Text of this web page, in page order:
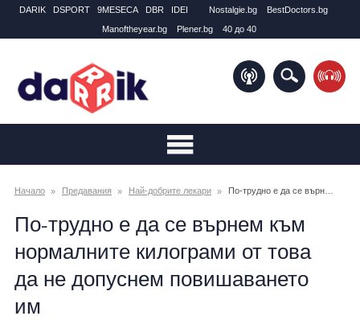
DARIK DSPORT 9MESECA DBR IDEI Nostalgie.bg
BestDoctors.bg
Manоftheyear.bg
Plener.bg 40 до 40
По-трудно е да се върнем към
нормалните килограми от това
да не допуснем повишаването
им
Начало Предавания Най-добрите лекари По-трудно е да се върнем към нормалните килограми от това да не допуснем повишаването им